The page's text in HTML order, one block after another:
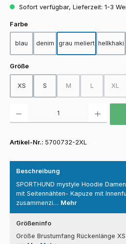
Sofort verfügbar, Lieferzeit: 1-3
Farbeauswählen
blau denim grau meliert hellkhaki
Größeauswählen
XS S M
(Diese Option ist
L
(Diese
XL
Artikel-Nr.: 5700732-2XL
Beschreibung
SPORTHUND mystyle Hoodie
mit Seitennähten- Kapuze mit
zusammenzi… Mehr
Größeninfo
Größe Brustumfang Rückenlänge